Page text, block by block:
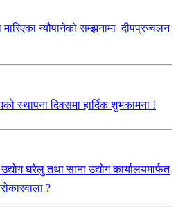
मारिएका न्यौपानेको सम्झनामा दीपप्रज्वलन
स्थापना दिवसमा हार्दिक शुभकामना !
घरेलु तथा साना उद्योग कार्यालयमार्फत
?